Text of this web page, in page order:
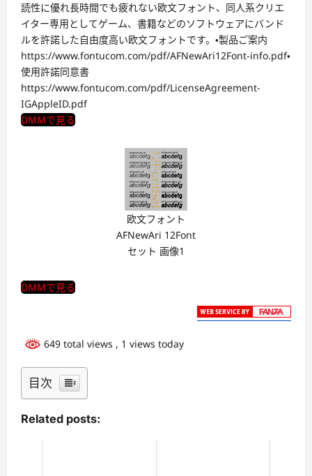
読性に優れ長時間でも疲れない欧文フォント、同人系クリエ
イター専用としてゲーム、書籍などのソフトウェアにバンド
ルを許諾した自由度高い欧文フォントです。・製品ご案内
https://www.fontucom.com/pdf/AFNewAri12Font-info.pdf・
使用許諾同意書
https://www.fontucom.com/pdf/LicenseAgreement-
IGAppleID.pdf
DMMで見る
欧文フォント
AFNewAri 12Font
セット 画像1
DMMで見る
649 total views , 1 views today
目次
Related posts: